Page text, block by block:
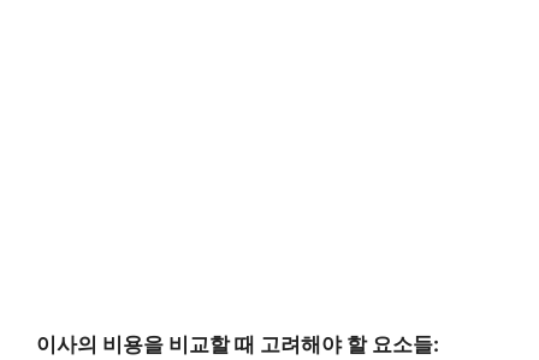
이사의 비용을 비교할 때 고려해야 할 요소들: